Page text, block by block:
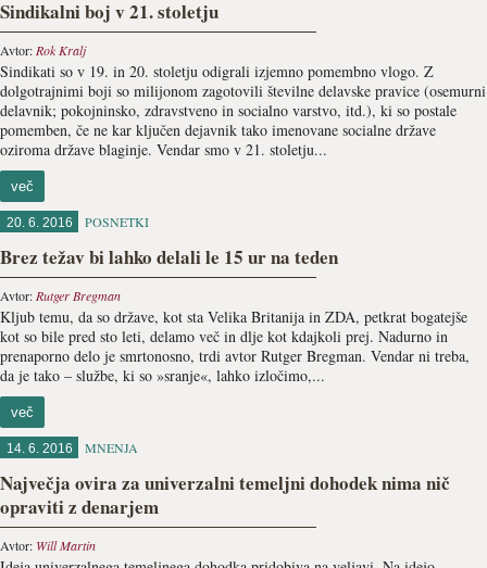
Sindikalni boj v 21. stoletju
Avtor: Rok Kralj
Sindikati so v 19. in 20. stoletju odigrali izjemno pomembno vlogo. Z
dolgotrajnimi boji so milijonom zagotovili številne delavske pravice (osemurni
delavnik; pokojninsko, zdravstveno in socialno varstvo, itd.), ki so postale
pomemben, če ne kar ključen dejavnik tako imenovane socialne države
oziroma države blaginje. Vendar smo v 21. stoletju...
več
20. 6. 2016 POSNETKI
Brez težav bi lahko delali le 15 ur na teden
Avtor: Rutger Bregman
Kljub temu, da so države, kot sta Velika Britanija in ZDA, petkrat bogatejše
kot so bile pred sto leti, delamo več in dlje kot kdajkoli prej. Nadurno in
prenaporno delo je smrtonosno, trdi avtor Rutger Bregman. Vendar ni treba,
da je tako – službe, ki so »sranje«, lahko izločimo,...
več
14. 6. 2016 MNENJA
Največja ovira za univerzalni temeljni dohodek nima nič
opraviti z denarjem
Avtor: Will Martin